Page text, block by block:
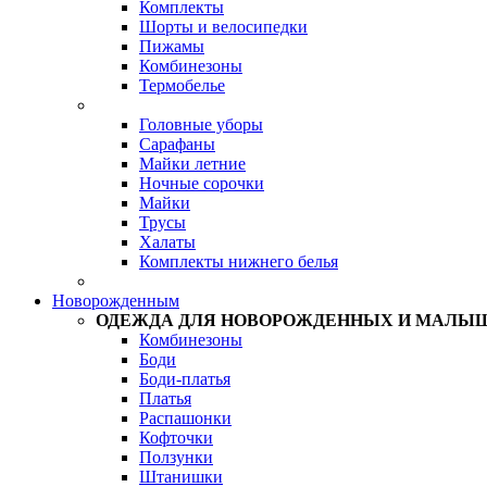
Комплекты
Шорты и велосипедки
Пижамы
Комбинезоны
Термобелье
Головные уборы
Сарафаны
Майки летние
Ночные сорочки
Майки
Трусы
Халаты
Комплекты нижнего белья
Новорожденным
ОДЕЖДА ДЛЯ НОВОРОЖДЕННЫХ И
Комбинезоны
Боди
Боди-платья
Платья
Распашонки
Кофточки
Ползунки
Штанишки